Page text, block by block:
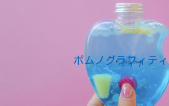
ポムノグラフィテ